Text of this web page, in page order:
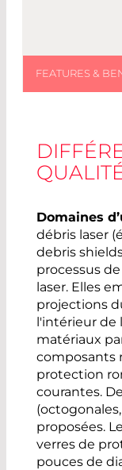
Domaines
débris laser
debris
processus
laser. Elles
projections
l'intérieur de
matériaux
composants
protection
courantes.
proposées.
verres de
pouces de